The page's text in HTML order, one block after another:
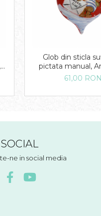
Glob din sticla
pictata manual,
Fabrica lui Mos
Personalizabil,
61,00 RON
SOCIAL
ne in social media